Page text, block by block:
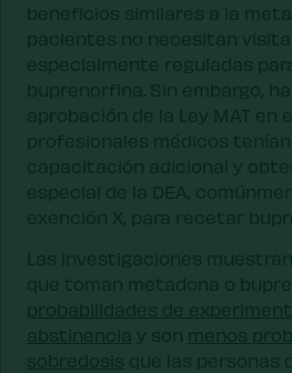
beneficios similares a la
pacientes no necesitan
especialmente reguladas
buprenorfina. Sin embargo,
aprobación de la Ley MAT en
profesionales médicos
capacitación adicional y
especial de la DEA,
exención X, para recetar
Las investigaciones
que toman metadona o
probabilidades de
abstinencia y son menos
sobredosis que las personas